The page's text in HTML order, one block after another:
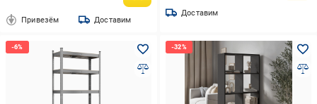
Привезём Доставим
Доставим